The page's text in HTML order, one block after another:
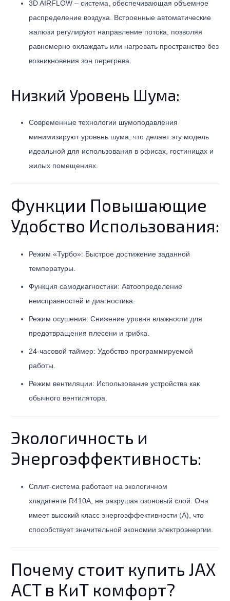
3D AIRFLOW – система, обеспечивающая объемное
распределение воздуха. Встроенные автоматические
жалюзи регулируют направление потока, позволяя
равномерно охлаждать или нагревать пространство без
возникновения зон перегрева.
Низкий Уровень Шума:
Современные технологии шумоподавления
минимизируют уровень шума, что делает эту модель
идеальной для использования в офисах, гостиницах и
жилых помещениях.
Функции Повышающие
Удобство Использования:
Режим «Турбо»: Быстрое достижение заданной
температуры.
Функция самодиагностики: Автоопределение
неисправностей и диагностика.
Режим осушения: Снижение уровня влажности для
предотвращения плесени и грибка.
24-часовой таймер: Удобство программируемой
работы.
Режим вентиляции: Использование устройства как
обычного вентилятора.
Экологичность и
Энергоэффективность:
Сплит-система работает на экологичном
хладагенте R410A, не разрушая озоновый слой. Она
имеет высокий класс энергоэффективности (A), что
способствует значительной экономии электроэнергии.
Почему стоит купить JAX
ACT в КиТ комфорт?